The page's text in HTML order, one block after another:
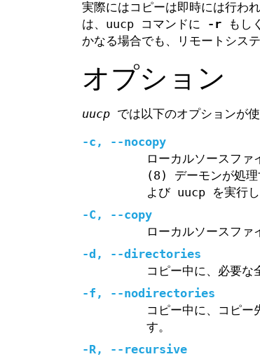
実際にはコピーは即時には行わ
は、uucp コマンドに
-r もし
かなる場合でも、リモートシス
オプション
uucp では以下のオプションが使
-c, --nocopy
ローカルソースフ
(8) デーモンが処理
よび uucp を実行し
-C, --copy
ローカルソースファ
-d, --directories
コピー中に、必要な
-f, --nodirectories
コピー中に、コピー
す。
-R, --recursive